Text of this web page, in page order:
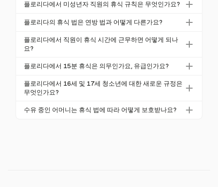
플로리다에서 미성년자 직원의 휴식 규칙은 무엇인가요?
플로리다에서 18세 미만의 미성년자는 4시간 연속 근
의해 의무화되어 있습니다.
플로리다의 휴식 법은 연방 법과 어떻게 다른가요?
플로리다와 연방 법 모두 성인 직원에게 휴식을 요구하
지 않습니다. 그러나 연방 법은 제공되는 경우 짧은 휴
플로리다에서 직원이 휴식 시간에 근무하면 어떻게 되나
요?
직원이 휴식 시간에 근무하는 경우, 예를 들어 전화를
합니다.
플로리다에서 15분 휴식은 의무인가요, 유급인가요?
플로리다 법에 따라 15분 휴식은 의무가 아닙니다. 그
러나 제공되는 경우, 연방 FLSA 지침에 따라 유급이어
플로리다에서 16세 및 17세 청소년에 대한 새로운 규정은
무엇인가요?
2024년 7월 1일부터 16세 및 17세 청소년은 동의 하
수유 중인 어머니는 휴식 법에 따라 어떻게 보호받나요?